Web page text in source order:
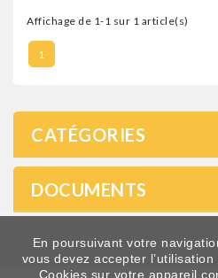
Affichage de 1-1 sur 1 article(s)
1
CATÉGORIES
DOCUMENTS
En poursuivant votre
vous devez accepter
Cookies sur votre appareil